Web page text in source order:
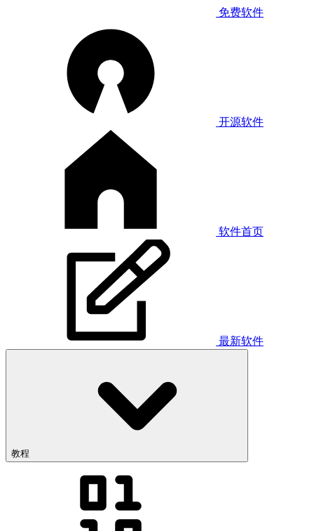
免费软件
开源软件
软件首页
最新软件
教程